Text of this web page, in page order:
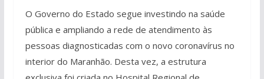
O Governo do Estado segue investindo na saúde
pública e ampliando a rede de atendimento às
pessoas diagnosticadas com o novo coronavírus no
interior do Maranhão. Desta vez, a estrutura